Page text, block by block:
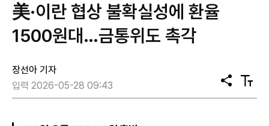
美·이란 협상 불확실성에 환율
1500원대…금통위도 촉각
장선아 기자
입력 2026-05-28 09:43
공
유
텍
스